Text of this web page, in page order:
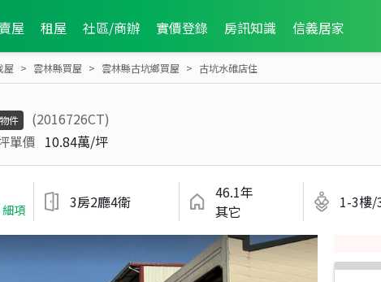
賣屋 租屋 社區/商辦 實價登錄 房訊知識 信義居家
屋 雲林縣買屋 雲林縣古坑鄉買屋 古坑水碓店住
件
(2016726CT)
單價 10.84萬/坪
細項 3房2廳4衛
46.1年
其它
1-3樓/